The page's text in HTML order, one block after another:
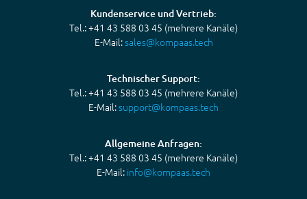
Kundenservice und Vertrieb:
Tel.: +41 43 588 03 45 (mehrere Kanäle)
E-Mail:sales@kompaas.tech
Technischer Support:
Tel.: +41 43 588 03 45 (mehrere Kanäle)
E-Mail:support@kompaas.tech
Allgemeine Anfragen:
Tel.: +41 43 588 03 45 (mehrere Kanäle)
E-Mail: info@kompaas.tech